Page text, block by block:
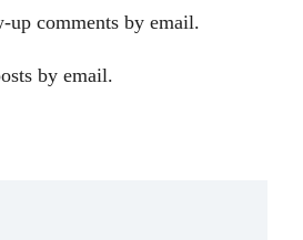
comments by email.
by email.